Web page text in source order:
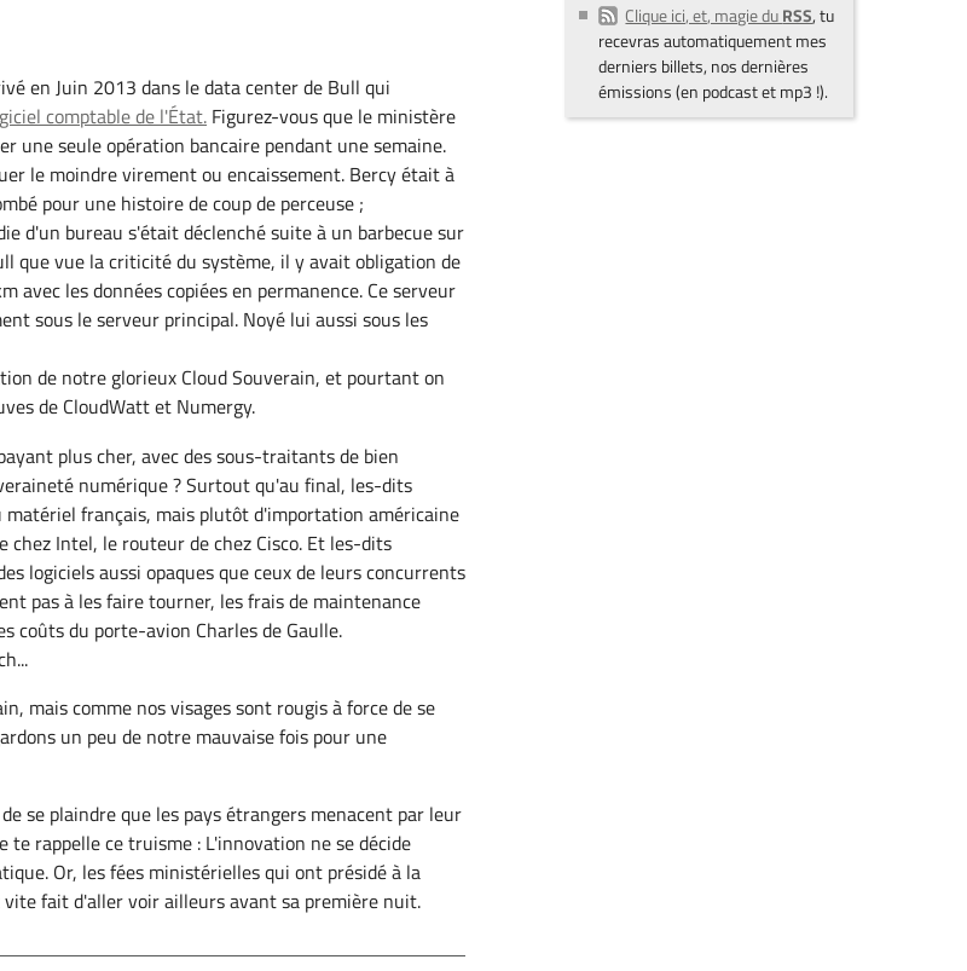
en Juin 2013 dans le data center de Bull qui
comptable de l'État. Figurez-vous que le ministère
une seule opération bancaire pendant une semaine.
le moindre virement ou encaissement. Bercy était à
pour une histoire de coup de perceuse ;
d'un bureau s'était déclenché suite à un barbecue sur
que vue la criticité du système, il y avait obligation de
avec les données copiées en permanence. Ce serveur
sous le serveur principal. Noyé lui aussi sous les
de notre glorieux Cloud Souverain, et pourtant on
de CloudWatt et Numergy.
plus cher, avec des sous-traitants de bien
numérique ? Surtout qu'au final, les-dits
français, mais plutôt d'importation américaine
chez Intel, le routeur de chez Cisco. Et les-dits
logiciels aussi opaques que ceux de leurs concurrents
pas à les faire tourner, les frais de maintenance
coûts du porte-avion Charles de Gaulle.
mais comme nos visages sont rougis à force de se
un peu de notre mauvaise fois pour une
se plaindre que les pays étrangers menacent par leur
rappelle ce truisme : L'innovation ne se décide
Or, les fées ministérielles qui ont présidé à la
vite fait d'aller voir ailleurs avant sa première nuit.
Clique ici, et, magie duRSS, tu
recevras automatiquement mes
derniers billets, nos dernières
émissions (en podcast et mp3 !).